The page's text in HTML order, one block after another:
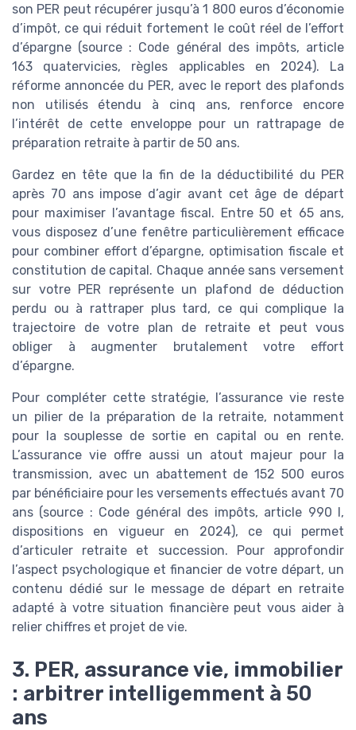
son PER peut récupérer jusqu’à 1 800 euros d’économie
d’impôt, ce qui réduit fortement le coût réel de l’effort
d’épargne (source : Code général des impôts, article
163 quatervicies, règles applicables en 2024). La
réforme annoncée du PER, avec le report des plafonds
non utilisés étendu à cinq ans, renforce encore
l’intérêt de cette enveloppe pour un rattrapage de
préparation retraite à partir de 50 ans.
Gardez en tête que la fin de la déductibilité du PER
après 70 ans impose d’agir avant cet âge de départ
pour maximiser l’avantage fiscal. Entre 50 et 65 ans,
vous disposez d’une fenêtre particulièrement efficace
pour combiner effort d’épargne, optimisation fiscale et
constitution de capital. Chaque année sans versement
sur votre PER représente un plafond de déduction
perdu ou à rattraper plus tard, ce qui complique la
trajectoire de votre plan de retraite et peut vous
obliger à augmenter brutalement votre effort
d’épargne.
Pour compléter cette stratégie, l’assurance vie reste
un pilier de la préparation de la retraite, notamment
pour la souplesse de sortie en capital ou en rente.
L’assurance vie offre aussi un atout majeur pour la
transmission, avec un abattement de 152 500 euros
par bénéficiaire pour les versements effectués avant 70
ans (source : Code général des impôts, article 990 I,
dispositions en vigueur en 2024), ce qui permet
d’articuler retraite et succession. Pour approfondir
l’aspect psychologique et financier de votre départ, un
contenu dédié sur le message de départ en retraite
adapté à votre situation financière peut vous aider à
relier chiffres et projet de vie.
3. PER, assurance vie, immobilier
: arbitrer intelligemment à 50
ans